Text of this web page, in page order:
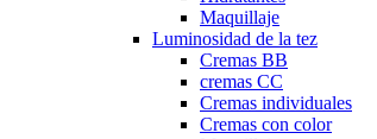
Maquillaje
Luminosidad de la tez
Cremas BB
cremas CC
Cremas individuales
Cremas con color